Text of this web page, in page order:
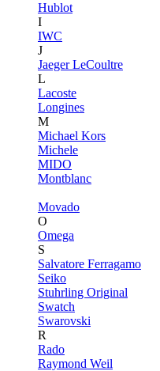
Hublot
I
IWC
J
Jaeger LeCoultre
L
Lacoste
Longines
M
Michael Kors
Michele
MIDO
Montblanc
Movado
O
Omega
S
Salvatore Ferragamo
Seiko
Stuhrling Original
Swatch
Swarovski
R
Rado
Raymond Weil